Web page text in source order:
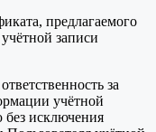
предлагаемого
записи
за
учётной
без исключения